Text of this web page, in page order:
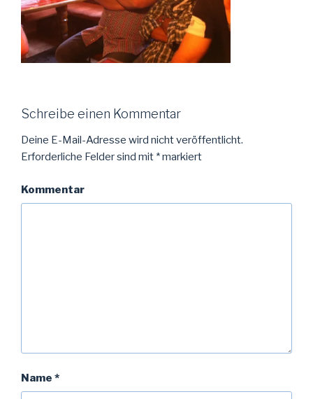
Schreibe einen Kommentar
Deine E-Mail-Adresse wird nicht veröffentlicht.
Erforderliche Felder sind mit *markiert
Kommentar
Name *